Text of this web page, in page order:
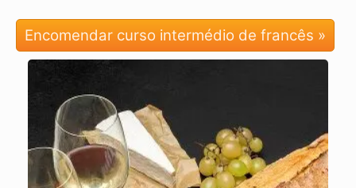
Encomendar curso intermédio de francês »